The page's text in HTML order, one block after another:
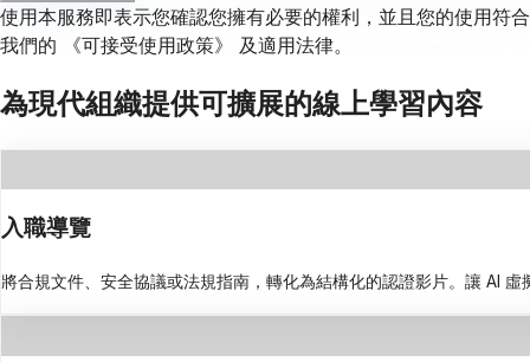
使用本服務即表示您確認您擁有必要的權利，並且您的使用符合
我們的
《可接受使用政策》 及適用法律。
為現代組織提供可擴展的線上學習內容
入職導覽
將合規文件、安全協議或法規指南，轉化為結構化的認證影片。讓 AI